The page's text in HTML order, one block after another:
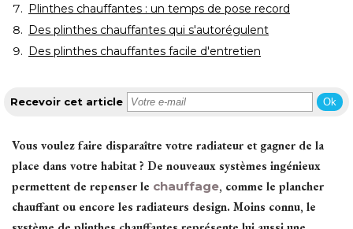
Plinthes chauffantes : un temps de pose record
Des plinthes chauffantes qui s'autorégulent
Des plinthes chauffantes facile d'entretien
Recevoir cet article Ok
Vous voulez faire disparaître votre radiateur et gagner de la
place dans votre habitat ? De nouveaux systèmes ingénieux
permettent de repenser le chauffage, comme le plancher
chauffant ou encore les radiateurs design. Moins connu, le